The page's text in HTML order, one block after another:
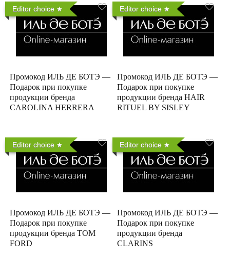
Editor choice
Промокод ИЛЬ ДЕ БОТЭ —
Подарок при покупке
продукции бренда
CAROLINA HERRERA
Editor choice
Промокод ИЛЬ ДЕ БОТЭ —
Подарок при покупке
продукции бренда HAIR
RITUEL BY SISLEY
Editor choice
Промокод ИЛЬ ДЕ БОТЭ —
Подарок при покупке
продукции бренда TOM
FORD
Editor choice
Промокод ИЛЬ ДЕ БОТЭ —
Подарок при покупке
продукции бренда
CLARINS